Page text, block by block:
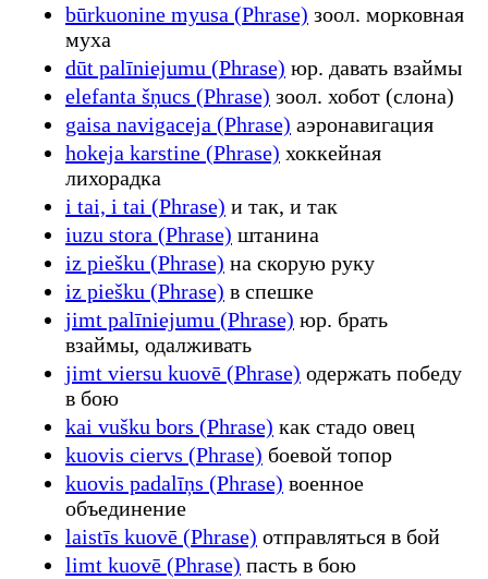
būrkuonine myusa (Phrase) зоол. морковная
муха
dūt palīniejumu (Phrase) юр. давать взаймы
elefanta šņucs (Phrase) зоол. хобот (слона)
gaisa navigaceja (Phrase) аэронавигация
hokeja karstine (Phrase) хоккейная
лихорадка
i tai, i tai (Phrase) и так, и так
iuzu stora (Phrase) штанина
iz piešku (Phrase) на скорую руку
iz piešku (Phrase) в спешке
jimt palīniejumu (Phrase) юр. брать
взаймы, одалживать
jimt viersu kuovē (Phrase) одержать победу
в бою
kai vušku bors (Phrase) как стадо овец
kuovis ciervs (Phrase) боевой топор
kuovis padalīņs (Phrase) военное
объединение
laistīs kuovē (Phrase) отправляться в бой
limt kuovē (Phrase) пасть в бою